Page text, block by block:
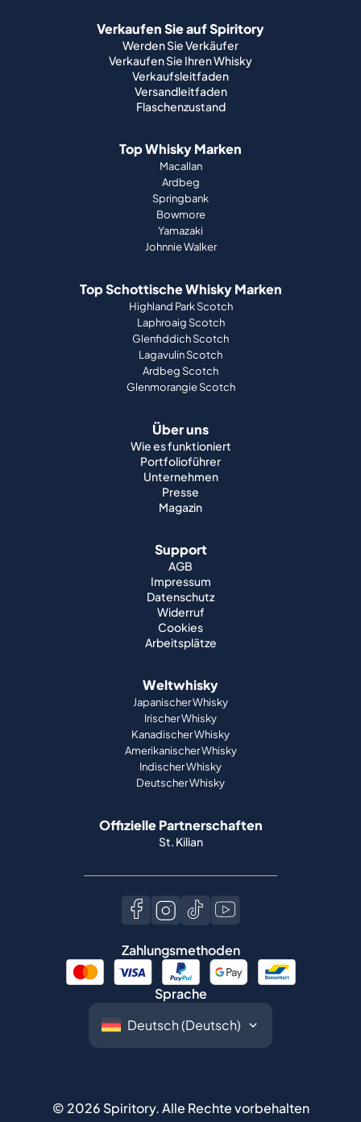
Verkaufen Sie auf Spiritory
Werden Sie Verkäufer
Verkaufen Sie Ihren Whisky
Verkaufsleitfaden
Versandleitfaden
Flaschenzustand
Top Whisky Marken
Macallan
Ardbeg
Springbank
Bowmore
Yamazaki
Johnnie Walker
Top Schottische Whisky Marken
Highland Park Scotch
Laphroaig Scotch
Glenfiddich Scotch
Lagavulin Scotch
Ardbeg Scotch
Glenmorangie Scotch
Über uns
Wie es funktioniert
Portfolioführer
Unternehmen
Presse
Magazin
Support
AGB
Impressum
Datenschutz
Widerruf
Cookies
Arbeitsplätze
Weltwhisky
Japanischer Whisky
Irischer Whisky
Kanadischer Whisky
Amerikanischer Whisky
Indischer Whisky
Deutscher Whisky
Offizielle Partnerschaften
St. Kilian
Zahlungsmethoden
Sprache
© 2026 Spiritory.Alle Rechte vorbehalten